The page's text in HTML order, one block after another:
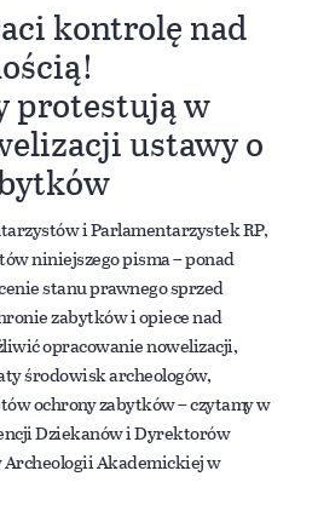
kontrolę nad
protestują w
ustawy o
i Parlamentarzystek RP,
niniejszego pisma – ponad
stanu prawnego sprzed
zabytków i opiece nad
opracowanie nowelizacji,
środowisk archeologów,
ochrony zabytków – czytamy w
Dziekanów i Dyrektorów
Akademickiej w